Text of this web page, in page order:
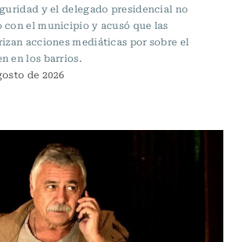
y el delegado presidencial no
el municipio y acusó que las
acciones mediáticas por sobre el
en los barrios.
de 2026